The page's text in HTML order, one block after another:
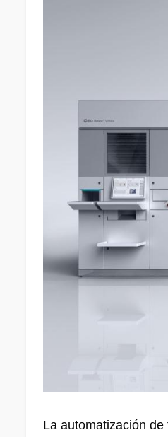
La automatización